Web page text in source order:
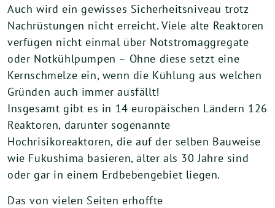
Auch wird ein gewisses Sicherheitsniveau trotz
Nachrüstungen nicht erreicht. Viele alte Reaktoren
verfügen nicht einmal über Notstromaggregate
oder Notkühlpumpen – Ohne diese setzt eine
Kernschmelze ein, wenn die Kühlung aus welchen
Gründen auch immer ausfällt!
Insgesamt gibt es in 14 europäischen Ländern 126
Reaktoren, darunter sogenannte
Hochrisikoreaktoren, die auf der selben Bauweise
wie Fukushima basieren, älter als 30 Jahre sind
oder gar in einem Erdbebengebiet liegen.
Das von vielen Seiten erhoffte